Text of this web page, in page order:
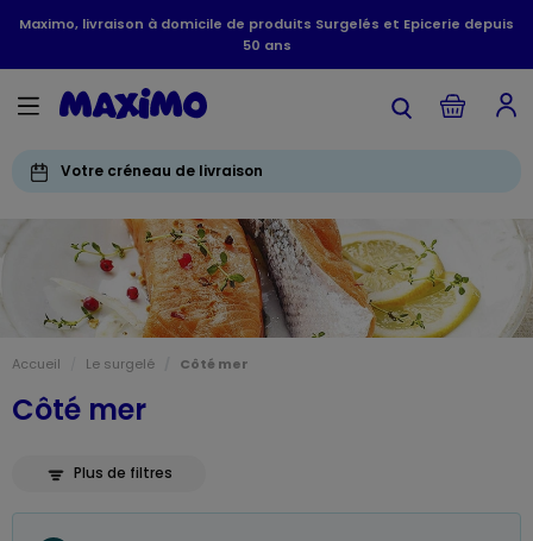
Maximo, livraison à domicile de produits Surgelés et Epicerie depuis
50 ans
Votre créneau de livraison
Accueil Le surgelé Côté mer
Côté mer
Plus de filtres